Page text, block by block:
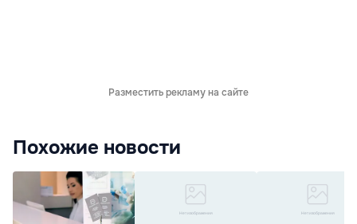
Разместить рекламу на сайте
Похожие новости